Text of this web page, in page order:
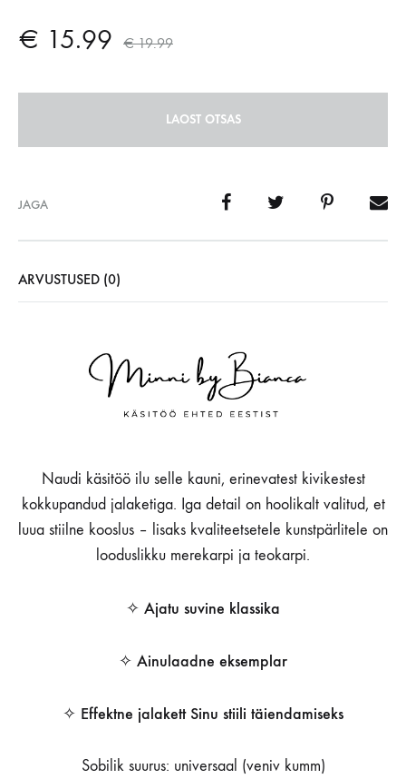
€ 15.99 €19.99
LAOST OTSAS
JAGA
ARVUSTUSED (0)
Naudi käsitöö ilu selle kauni, erinevatest kivikestest
kokkupandud jalaketiga. Iga detail on hoolikalt valitud, et
luua stiilne kooslus – lisaks kvaliteetsetele kunstpärlitele on
looduslikku merekarpi ja teokarpi.
✧ Ajatu suvine klassika
✧ Ainulaadne eksemplar
✧ Effektne jalakett Sinu stiili täiendamiseks
Sobilik suurus: universaal (veniv kumm)